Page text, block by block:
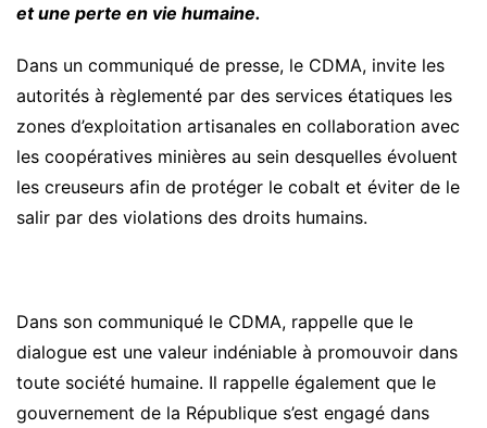
et une perte en vie humaine.
Dans un communiqué de presse, le CDMA, invite les
autorités à règlementé par des services étatiques les
zones d’exploitation artisanales en collaboration avec
les coopératives minières au sein desquelles évoluent
les creuseurs afin de protéger le cobalt et éviter de le
salir par des violations des droits humains.
Dans son communiqué le CDMA, rappelle que le
dialogue est une valeur indéniable à promouvoir dans
toute société humaine. Il rappelle également que le
gouvernement de la République s’est engagé dans